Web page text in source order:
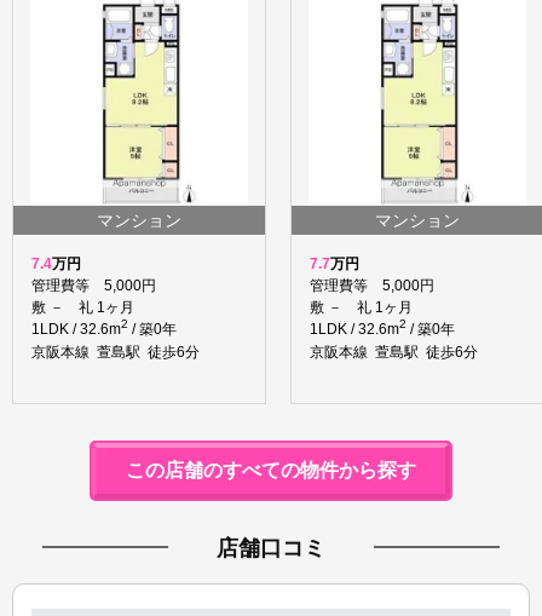
マンション
7.4万円
管理費等 5,000円
敷 － 礼 1ヶ月
1LDK / 32.6m2 / 築0年
京阪本線 萱島駅 徒歩6分
マンション
7.7万円
管理費等 5,000円
敷 － 礼 1ヶ月
1LDK / 32.6m2 / 築0年
京阪本線 萱島駅 徒歩6分
この店舗のすべての物件から探す
店舗口コミ